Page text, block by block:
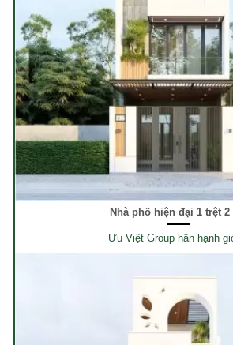
Nhà phố hiện đại 1 trệt 2
Ưu Việt Group hân hạnh